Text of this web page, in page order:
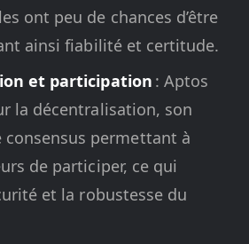
ont peu de chances d’être
ainsi fiabilité et certitude.
et participation : Aptos
la décentralisation, son
consensus permettant à
de participer, ce qui
et la robustesse du